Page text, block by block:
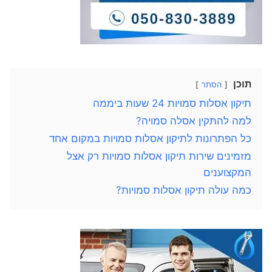
תוכן הסתר
תיקון אסלות סמויות 24 שעות ביממה
למה להתקין אסלה סמויה?
כל הפתרונות לתיקון אסלות סמויות במקום אחד
מזמינים שירות תיקון אסלות סמויות רק אצל
המקצוענים
כמה עולה תיקון אסלות סמויות?